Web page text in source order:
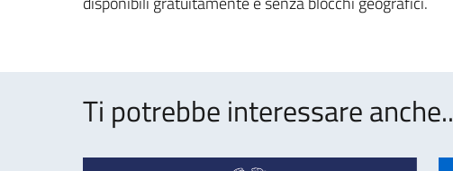
Ti potrebbe interessare anche..